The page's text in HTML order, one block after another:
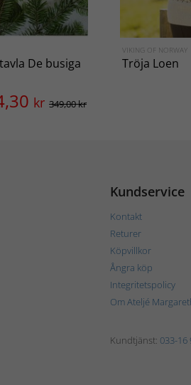
De busiga
kr 349,00 kr
VIKING OF NORWAY
Tröja Loen
Kundservice
Kontakt
Returer
Köpvillkor
Ångra köp
Integritetspolicy
Om Ateljé
Kundtjänst: 033-16